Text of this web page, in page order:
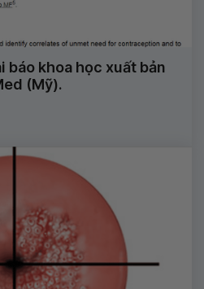
báo khoa học xuất bản
(Mỹ).